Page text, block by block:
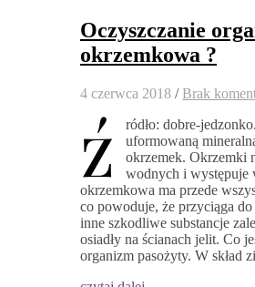
Oczyszczanie
okrzemkowa ?
4 czerwca 2018 / Brak
ź
ródło: dobre-
uformowaną
okrzemek. Okrzemki
wodnych i występuje
okrzemkowa ma przede
co powoduje, że przyciąga
inne szkodliwe substancje
osiadły na ścianach jelit. Co
organizm pasożyty. W skład